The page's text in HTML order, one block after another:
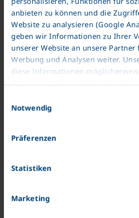
anbieten zu können und die
Website zu analysieren (Google
geben wir Informationen zu Ihrer
unserer Website an unsere
Werbung und Analysen weiter.
diese Informationen
Daten zusammen, die Sie ihnen
gesammelt haben. Wir setzen im
Trackings auch Dienstleister in
der EU mit abweichenden
ein, wodurch das Risiko von
bestehen kann.
Notwendig
Präferenzen
Statistiken
Marketing
Çalışma saatleri:
Pzt.-Perş.: 8:00 - 17:00